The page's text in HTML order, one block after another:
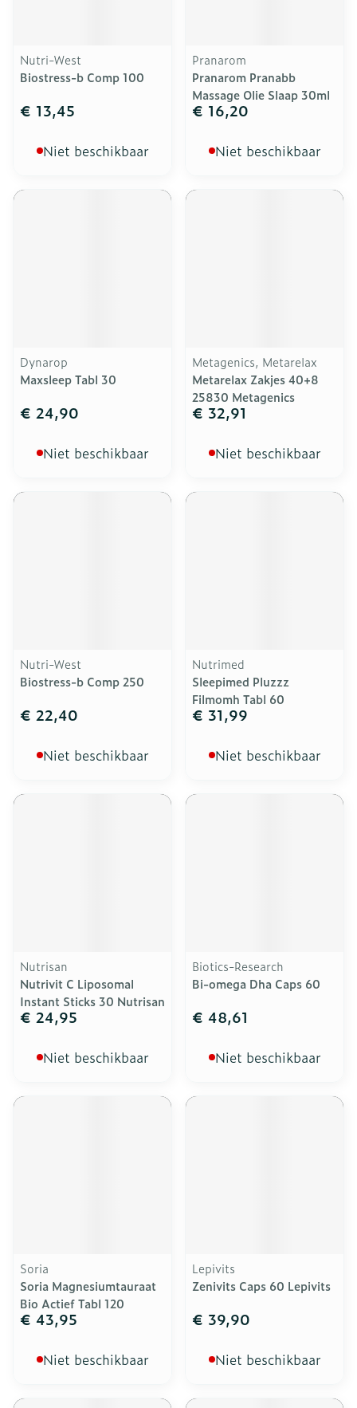
Nutri-West
Biostress-b Comp 100
€ 13,45
Niet beschikbaar
Pranarom
Pranarom Pranabb
Massage Olie Slaap 30ml
€ 16,20
Niet beschikbaar
Dynarop
Maxsleep Tabl 30
€ 24,90
Niet beschikbaar
Metagenics, Metarelax
Metarelax Zakjes 40+8
25830 Metagenics
€ 32,91
Niet beschikbaar
Nutri-West
Biostress-b Comp 250
€ 22,40
Niet beschikbaar
Nutrimed
Sleepimed Pluzzz
Filmomh Tabl 60
€ 31,99
Niet beschikbaar
Nutrisan
Nutrivit C Liposomal
Instant Sticks 30 Nutrisan
€ 24,95
Niet beschikbaar
Biotics-Research
Bi-omega Dha Caps 60
€ 48,61
Niet beschikbaar
Soria
Soria Magnesiumtauraat
Bio Actief Tabl 120
€ 43,95
Niet beschikbaar
Lepivits
Zenivits Caps 60 Lepivits
€ 39,90
Niet beschikbaar